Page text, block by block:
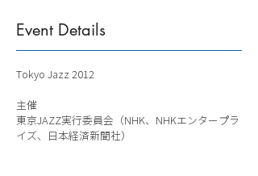
Event Details
Tokyo Jazz 2012
主催
東京JAZZ実行委員会（NHK、NHKエンタープラ
イズ、日本経済新聞社）